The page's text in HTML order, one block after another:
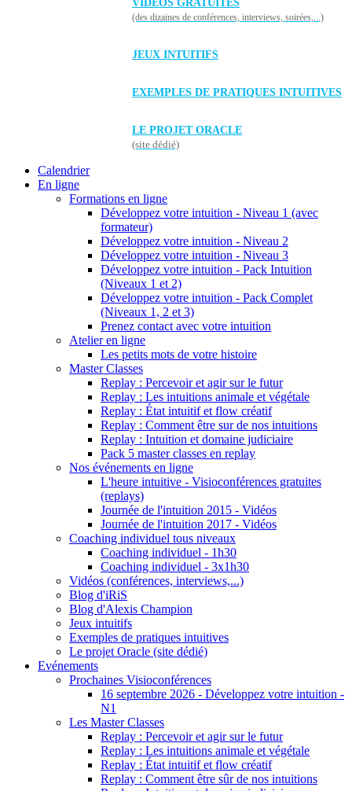
VIDÉOS GRATUITES
(des dizaines de conférences, interviews, soirées,...)
JEUX INTUITIFS
EXEMPLES DE PRATIQUES INTUITIVES
LE PROJET ORACLE
(site dédié)
Calendrier
En ligne
Formations en ligne
Développez votre intuition - Niveau 1 (avec
formateur)
Développez votre intuition - Niveau 2
Développez votre intuition - Niveau 3
Développez votre intuition - Pack Intuition
(Niveaux 1 et 2)
Développez votre intuition - Pack Complet
(Niveaux 1, 2 et 3)
Prenez contact avec votre intuition
Atelier en ligne
Les petits mots de votre histoire
Master Classes
Replay : Percevoir et agir sur le futur
Replay : Les intuitions animale et végétale
Replay : État intuitif et flow créatif
Replay : Comment être sur de nos intuitions
Replay : Intuition et domaine judiciaire
Pack 5 master classes en replay
Nos événements en ligne
L'heure intuitive - Visioconférences gratuites
(replays)
Journée de l'intuition 2015 - Vidéos
Journée de l'intuition 2017 - Vidéos
Coaching individuel tous niveaux
Coaching individuel - 1h30
Coaching individuel - 3x1h30
Vidéos (conférences, interviews,...)
Blog d'iRiS
Blog d'Alexis Champion
Jeux intuitifs
Exemples de pratiques intuitives
Le projet Oracle (site dédié)
Evénements
Prochaines Visioconférences
16 septembre 2026 - Développez votre intuition -
N1
Les Master Classes
Replay : Percevoir et agir sur le futur
Replay : Les intuitions animale et végétale
Replay : État intuitif et flow créatif
Replay : Comment être sûr de nos intuitions